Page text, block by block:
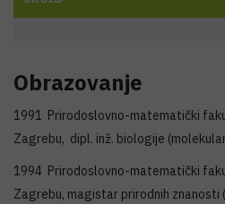
Obrazovanje
1991 Prirodoslovno-matematički
Zagrebu, dipl. inž. biologije
1994 Prirodoslovno-matematički
Zagrebu, magistar prirodnih znanosti